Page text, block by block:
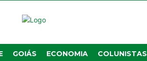
GOIÁS ECONOMIA COLUNISTAS